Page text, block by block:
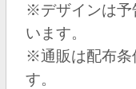
※デザインは予
います。
※通販は配布条
す。